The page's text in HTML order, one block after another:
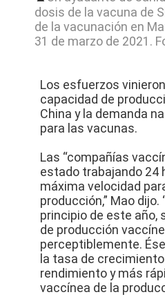
PRIVACIDAD
dosis de la vacuna de
de la vacunación en
31 de marzo de 2021.
Los esfuerzos
capacidad de
China y la demanda
para las vacunas.
Las “compañías
estado trabajando 24
máxima velocidad
producción,” Mao dijo.
principio de este año,
de producción
perceptiblemente.
la tasa de
rendimiento y más
vaccínea de la